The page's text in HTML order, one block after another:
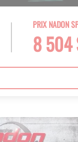
PRIX NADON
8 504